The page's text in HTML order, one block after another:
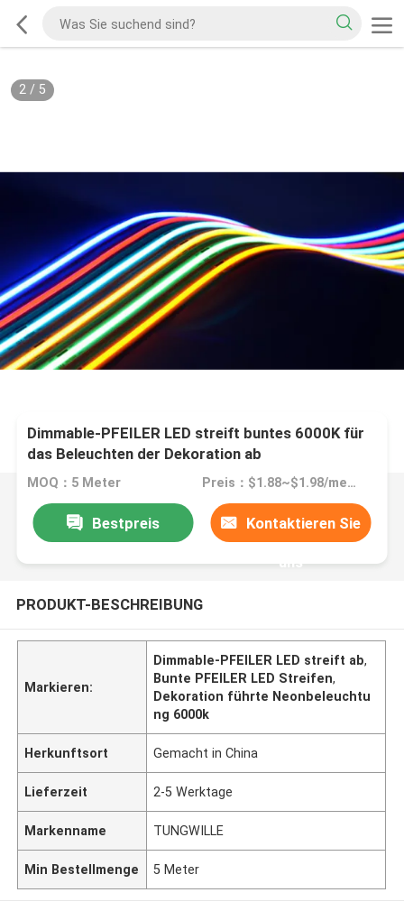
2/ 5
Dimmable-PFEILER LED streift buntes 6000K für
das Beleuchten der Dekoration ab
MOQ：5 Meter Preis：$1.88~$1.98/meter
Bestpreis Kontaktieren Sie
uns
PRODUKT-BESCHREIBUNG
Markieren:
Dimmable-PFEILER LED streift ab,
Bunte PFEILER LED Streifen,
Dekoration führte Neonbeleuchtu
ng 6000k
Herkunftsort Gemacht in China
Lieferzeit 2-5 Werktage
Markenname TUNGWILLE
Min Bestellmenge 5 Meter